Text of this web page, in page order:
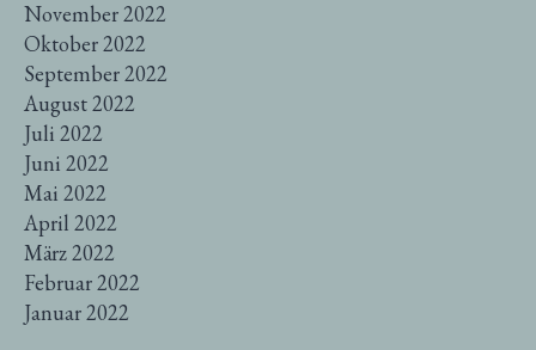
November 2022
Oktober 2022
September 2022
August 2022
Juli 2022
Juni 2022
Mai 2022
April 2022
März 2022
Februar 2022
Januar 2022